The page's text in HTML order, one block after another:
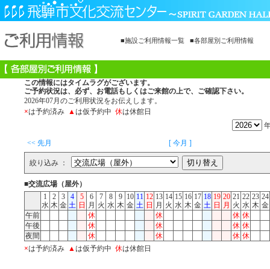
■施設ご利用情報一覧 ■各部屋別ご利用情報
この情報にはタイムラグがございます。
ご予約状況は、必ず、お電話もしくはご来館の上で、ご確認下さい。
2026年07月のご利用状況をお伝えします。
×は予約済み ▲は仮予約中 休は休館日
<< 先月 [ 今月 ]
絞り込み ：
■交流広場（屋外）
1
水
2
木
3
金
4
土
5
日
6
月
7
火
8
水
9
木
10
金
11
土
12
日
13
月
14
火
15
水
16
木
17
金
18
土
19
日
20
月
21
火
22
水
23
木
24
金
午前
休 休 休 休
午後
休 休 休 休
夜間
休 休 休 休
×は予約済み ▲は仮予約中 休は休館日